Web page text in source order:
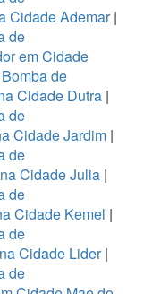
Cidade Ademar|
de
em Cidade
de
Cidade Dutra |
de
Cidade Jardim|
de
Cidade Julia |
de
Cidade Kemel |
de
Cidade Lider|
de